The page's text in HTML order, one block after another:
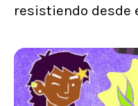
resistiendo desde